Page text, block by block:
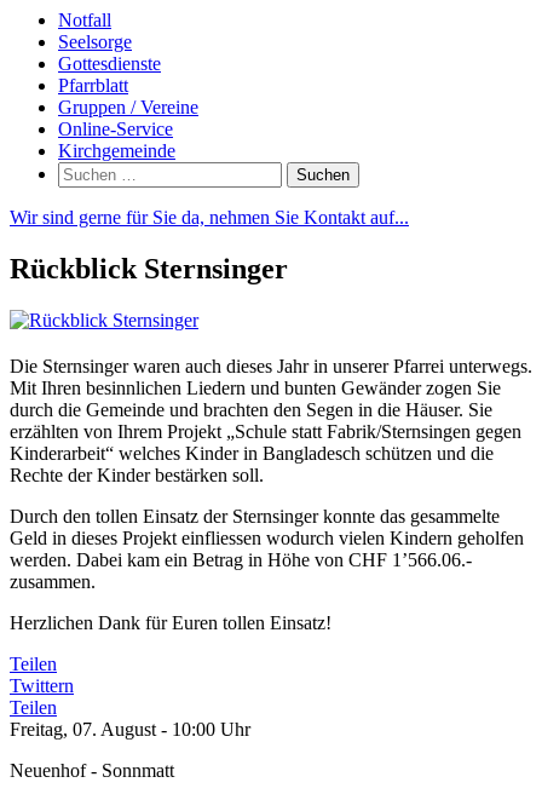
Notfall
Seelsorge
Gottesdienste
Pfarrblatt
Gruppen / Vereine
Online-Service
Kirchgemeinde
Suchen
nach:
Wir sind gerne für Sie da, nehmen Sie Kontakt auf...
Rückblick Sternsinger
Die Sternsinger waren auch dieses Jahr in unserer Pfarrei unterwegs.
Mit Ihren besinnlichen Liedern und bunten Gewänder zogen Sie
durch die Gemeinde und brachten den Segen in die Häuser. Sie
erzählten von Ihrem Projekt „Schule statt Fabrik/Sternsingen gegen
Kinderarbeit“ welches Kinder in Bangladesch schützen und die
Rechte der Kinder bestärken soll.
Durch den tollen Einsatz der Sternsinger konnte das gesammelte
Geld in dieses Projekt einfliessen wodurch vielen Kindern geholfen
werden. Dabei kam ein Betrag in Höhe von CHF 1’566.06.-
zusammen.
Herzlichen Dank für Euren tollen Einsatz!
Teilen
Twittern
Teilen
Freitag, 07. August - 10:00 Uhr
Neuenhof - Sonnmatt